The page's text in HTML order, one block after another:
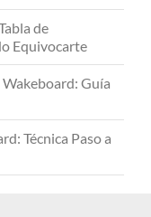
de
Equivocarte
Wakeboard: Guía
Técnica Paso a